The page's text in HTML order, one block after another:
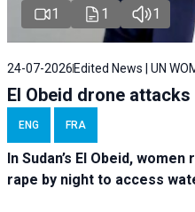
1 1 1
24-07-2026 Edited News | UN
El Obeid drone attacks
ENG FRA
In Sudan’s El Obeid,
rape by night to access